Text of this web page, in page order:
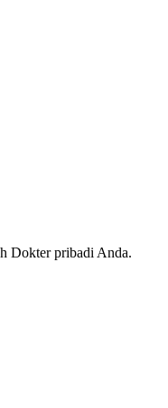
Dokter pribadi Anda.